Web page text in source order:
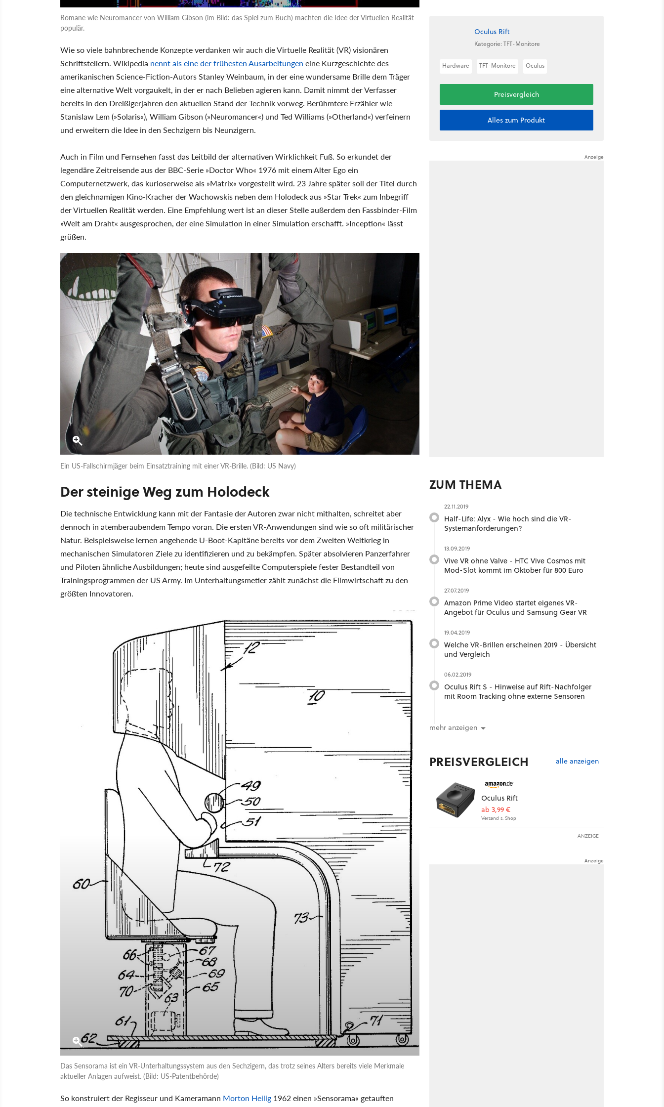
Romane wie Neuromancer von William Gibson (im Bild: das Spiel zum Buch) machten die Idee der Virtuellen Realität
populär.
Wie so viele bahnbrechende Konzepte verdanken wir auch die Virtuelle Realität (VR) visionären
Schriftstellern. Wikipedia nennt als eine der frühesten Ausarbeitungen eine Kurzgeschichte des
amerikanischen Science-Fiction-Autors Stanley Weinbaum, in der eine wundersame Brille dem Träger
eine alternative Welt vorgaukelt, in der er nach Belieben agieren kann. Damit nimmt der Verfasser
bereits in den Dreißigerjahren den aktuellen Stand der Technik vorweg. Berühmtere Erzähler wie
Stanislaw Lem (»Solaris«), William Gibson (»Neuromancer«) und Ted Williams (»Otherland«) verfeinern
und erweitern die Idee in den Sechzigern bis Neunzigern.
Auch in Film und Fernsehen fasst das Leitbild der alternativen Wirklichkeit Fuß. So erkundet der
legendäre Zeitreisende aus der BBC-Serie »Doctor Who« 1976 mit einem Alter Ego ein
Computernetzwerk, das kurioserweise als »Matrix« vorgestellt wird. 23 Jahre später soll der Titel durch
den gleichnamigen Kino-Kracher der Wachowskis neben dem Holodeck aus »Star Trek« zum Inbegriff
der Virtuellen Realität werden. Eine Empfehlung wert ist an dieser Stelle außerdem den Fassbinder-Film
»Welt am Draht« ausgesprochen, der eine Simulation in einer Simulation erschafft. »Inception« lässt
grüßen.
Ein US-Fallschirmjäger beim Einsatztraining mit einer VR-Brille. (Bild: US Navy)
Der steinige Weg zum Holodeck
Die technische Entwicklung kann mit der Fantasie der Autoren zwar nicht mithalten, schreitet aber
dennoch in atemberaubendem Tempo voran. Die ersten VR-Anwendungen sind wie so oft militärischer
Natur. Beispielsweise lernen angehende U-Boot-Kapitäne bereits vor dem Zweiten Weltkrieg in
mechanischen Simulatoren Ziele zu identifizieren und zu bekämpfen. Später absolvieren Panzerfahrer
und Piloten ähnliche Ausbildungen; heute sind ausgefeilte Computerspiele fester Bestandteil von
Trainingsprogrammen der US Army. Im Unterhaltungsmetier zählt zunächst die Filmwirtschaft zu den
größten Innovatoren.
Das Sensorama ist ein VR-Unterhaltungssystem aus den Sechzigern, das trotz seines Alters bereits viele Merkmale
aktueller Anlagen aufweist. (Bild: US-Patentbehörde)
So konstruiert der Regisseur und Kameramann Morton Heilig 1962 einen »Sensorama« getauften
Oculus Rift
Kategorie: TFT-Monitore
Hardware TFT-Monitore Oculus
Preisvergleich
Alles zum Produkt
ZUM THEMA
22.11.2019
Half-Life: Alyx - Wie hoch sind die VR-
Systemanforderungen?
13.09.2019
Vive VR ohne Valve - HTC Vive Cosmos mit
Mod-Slot kommt im Oktober für 800 Euro
27.07.2019
Amazon Prime Video startet eigenes VR-
Angebot für Oculus und Samsung Gear VR
19.04.2019
Welche VR-Brillen erscheinen 2019 - Übersicht
und Vergleich
06.02.2019
Oculus Rift S - Hinweise auf Rift-Nachfolger
mit Room Tracking ohne externe Sensoren
mehr anzeigen
PREISVERGLEICH alle anzeigen
Oculus Rift
ab 3,99 €
Versand s. Shop
ANZEIGE